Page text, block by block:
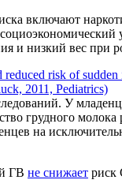
включают
и низкий вес при
reduced risk of
2011, Pediatrics)
У
грудного
на
ГВ не снижает